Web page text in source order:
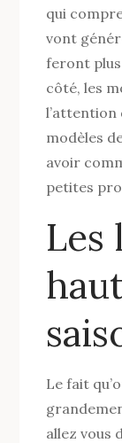
qui
vont
feront
côté, les
l’attention
modèles
avoir
petites
Les
Le fait
allez vous